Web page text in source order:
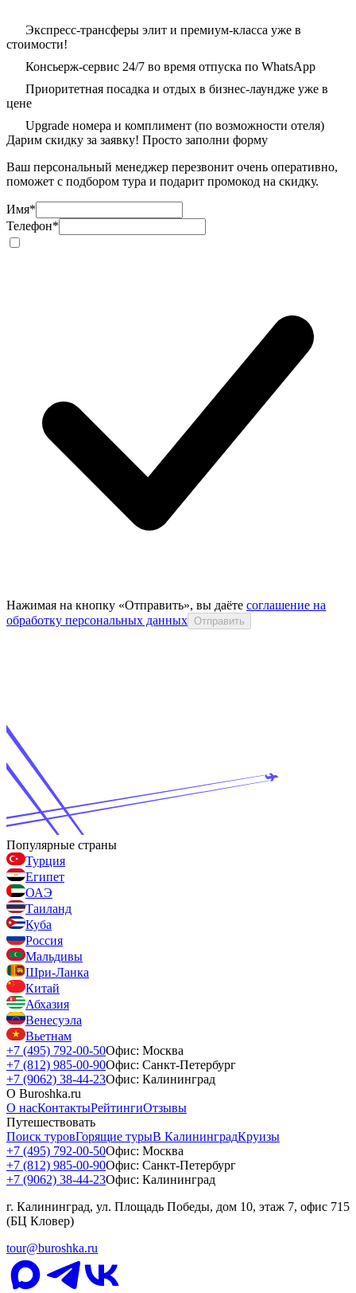
Экспресс-трансферы элит и премиум-класса уже в
стоимости!
Консьерж-сервис 24/7 во время отпуска по WhatsApp
Приоритетная посадка и отдых в бизнес-лаундже уже в
цене
Upgrade номера и комплимент (по возможности отеля)
Дарим скидку за заявку! Просто заполни форму
Ваш персональный менеджер перезвонит очень оперативно,
поможет с подбором тура и подарит промокод на скидку.
Имя*
Телефон*
Нажимая на кнопку «Отправить», вы даёте соглашение на
обработку персональных данных Отправить
Популярные страны
Турция
Египет
ОАЭ
Таиланд
Куба
Россия
Мальдивы
Шри-Ланка
Китай
Абхазия
Венесуэла
Вьетнам
+7 (495) 792-00-50Офис: Москва
+7 (812) 985-00-90Офис: Санкт-Петербург
+7 (9062) 38-44-23Офис: Калининград
О Buroshka.ru
О насКонтактыРейтингиОтзывы
Путешествовать
Поиск туровГорящие турыВ КалининградКруизы
+7 (495) 792-00-50Офис: Москва
+7 (812) 985-00-90Офис: Санкт-Петербург
+7 (9062) 38-44-23Офис: Калининград
г. Калининград, ул. Площадь Победы, дом 10, этаж 7, офис 715
(БЦ Кловер)
tour@buroshka.ru